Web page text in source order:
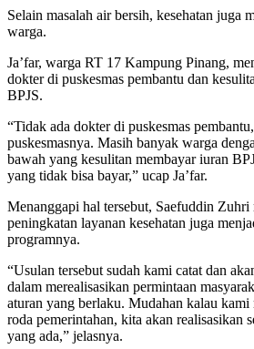
Selain masalah air bersih, kesehatan juga
warga.
Ja’far, warga RT 17 Kampung Pinang,
dokter di puskesmas pembantu dan
BPJS.
“Tidak ada dokter di puskesmas
puskesmasnya. Masih banyak warga
bawah yang kesulitan membayar iuran
yang tidak bisa bayar,” ucap Ja’far.
Menanggapi hal tersebut, Saefuddin Zuhri
peningkatan layanan kesehatan juga
programnya.
“Usulan tersebut sudah kami catat dan
dalam merealisasikan permintaan
aturan yang berlaku. Mudahan kalau kami
roda pemerintahan, kita akan realisasikan
yang ada,” jelasnya.